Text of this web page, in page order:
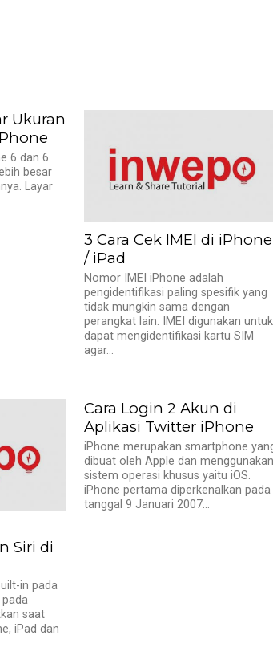
Ukuran
6 dan 6
besar
Layar
3 Cara Cek IMEI di iPhone
/ iPad
Nomor IMEI iPhone adalah
pengidentifikasi paling spesifik yang
tidak mungkin sama dengan
perangkat lain. IMEI digunakan untuk
dapat mengidentifikasi kartu SIM
agar...
Siri di
in pada
saat
iPad dan
Cara Login 2 Akun di
Aplikasi Twitter iPhone
iPhone merupakan smartphone
dibuat oleh Apple dan
sistem operasi khusus yaitu iOS.
iPhone pertama diperkenalkan pada
tanggal 9 Januari 2007...